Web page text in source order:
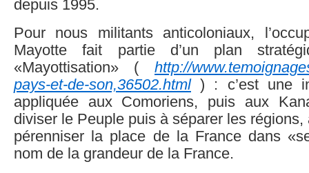
depuis 1995.
Pour nous militants anticoloniaux,
Mayotte fait partie d’un plan
«Mayottisation» (
http://
pays-et-de-son,36502.html ) : c’est une
appliquée aux Comoriens, puis aux
diviser le Peuple puis à séparer les
pérenniser la place de la France dans
nom de la grandeur de la France.